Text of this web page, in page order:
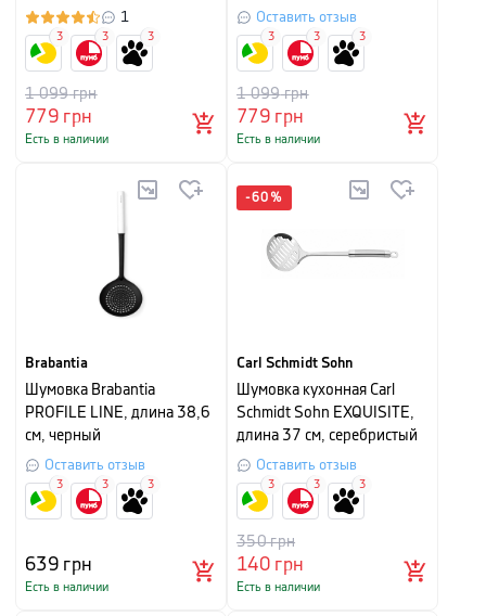
1
779грн
1 099грн
Есть в наличии
3 3 3
Оставить отзыв
779грн
1 099грн
Есть в наличии
3 3 3
Brabantia
Шумовка Brabantia
PROFILE LINE, длина 38,6
см, черный
Оставить отзыв
639грн
Есть в наличии
3 3 3
-60 %
Carl Schmidt Sohn
Шумовка кухонная Carl
Schmidt Sohn EXQUISITE,
длина 37 см, серебристый
Оставить отзыв
140грн
350грн
Есть в наличии
3 3 3